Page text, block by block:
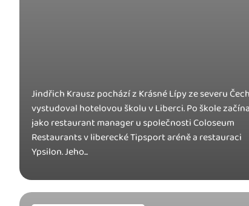
Jindřich Krausz pochází z Krásné Lípy ze severu
vystudoval hotelovou školu v Liberci. Po škole
jako restaurant manager u společnosti Coloseum
Restaurants v liberecké Tipsport aréně a restauraci
Ypsilon. Jeho...